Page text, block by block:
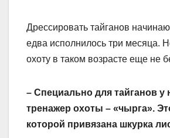
Дрессировать тайганов
едва исполнилось три месяца.
охоту в таком возрасте еще не
– Специально для тайганов у
тренажер охоты – «чырга».
которой привязана шкурка